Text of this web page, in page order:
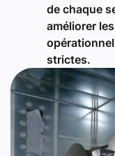
de chaque
améliorer
strictes.